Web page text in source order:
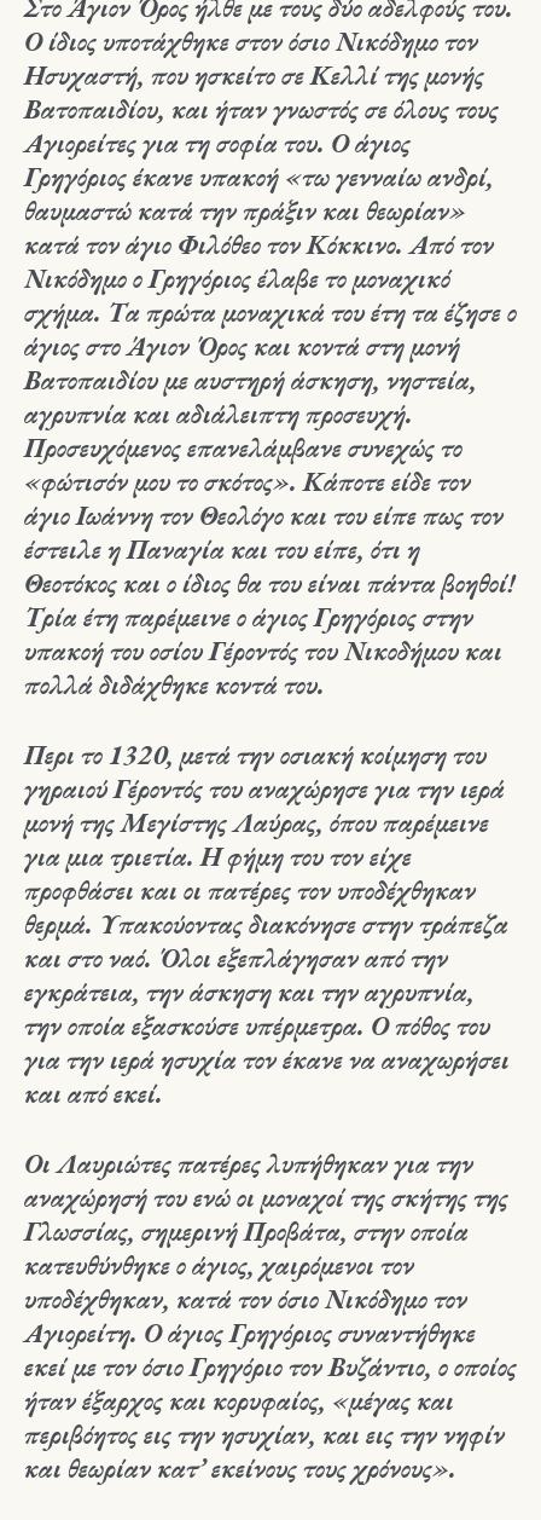
Στο Άγιον Όρος ήλθε με τους δύο αδελφούς του.
Ο ίδιος υποτάχθηκε στον όσιο Νικόδημο τον
Ησυχαστή, που ησκείτο σε Κελλί της μονής
Βατοπαιδίου, και ήταν γνωστός σε όλους τους
Αγιορείτες για τη σοφία του. Ο άγιος
Γρηγόριος έκανε υπακοή «τω γενναίω ανδρί,
θαυμαστώ κατά την πράξιν και θεωρίαν»
κατά τον άγιο Φιλόθεο τον Κόκκινο. Από τον
Νικόδημο ο Γρηγόριος έλαβε το μοναχικό
σχήμα. Τα πρώτα μοναχικά του έτη τα έζησε ο
άγιος στο Άγιον Όρος και κοντά στη μονή
Βατοπαιδίου με αυστηρή άσκηση, νηστεία,
αγρυπνία και αδιάλειπτη προσευχή.
Προσευχόμενος επανελάμβανε συνεχώς το
«φώτισόν μου το σκότος». Κάποτε είδε τον
άγιο Ιωάννη τον Θεολόγο και του είπε πως τον
έστειλε η Παναγία και του είπε, ότι η
Θεοτόκος και ο ίδιος θα του είναι πάντα βοηθοί!
Τρία έτη παρέμεινε ο άγιος Γρηγόριος στην
υπακοή του οσίου Γέροντός του Νικοδήμου και
πολλά διδάχθηκε κοντά του.
Περι το 1320, μετά την οσιακή κοίμηση του
γηραιού Γέροντός του αναχώρησε για την ιερά
μονή της Μεγίστης Λαύρας, όπου παρέμεινε
για μια τριετία. Η φήμη του τον είχε
προφθάσει και οι πατέρες τον υποδέχθηκαν
θερμά. Υπακούοντας διακόνησε στην τράπεζα
και στο ναό. Όλοι εξεπλάγησαν από την
εγκράτεια, την άσκηση και την αγρυπνία,
την οποία εξασκούσε υπέρμετρα. Ο πόθος του
για την ιερά ησυχία τον έκανε να αναχωρήσει
και από εκεί.
Οι Λαυριώτες πατέρες λυπήθηκαν για την
αναχώρησή του ενώ οι μοναχοί της σκήτης της
Γλωσσίας, σημερινή Προβάτα, στην οποία
κατευθύνθηκε ο άγιος, χαιρόμενοι τον
υποδέχθηκαν, κατά τον όσιο Νικόδημο τον
Αγιορείτη. Ο άγιος Γρηγόριος συναντήθηκε
εκεί με τον όσιο Γρηγόριο τον Βυζάντιο, ο οποίος
ήταν έξαρχος και κορυφαίος, «μέγας και
περιβόητος εις την ησυχίαν, και εις την νηφίν
και θεωρίαν κατ’ εκείνους τους χρόνους».